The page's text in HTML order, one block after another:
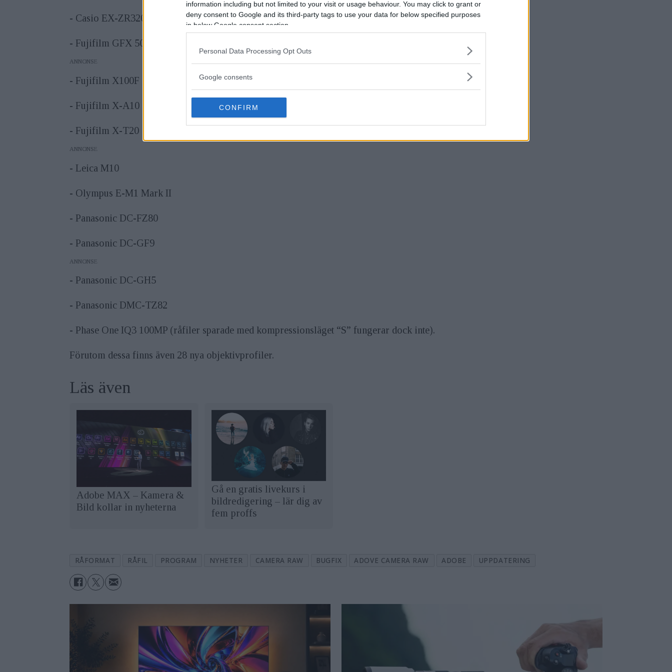
information including but not limited to your visit or usage behaviour. You may click to grant or
deny consent to Google and its third-party tags to use your data for below specified purposes
in below Google consent section.
Personal Data Processing Opt Outs
Google consents
CONFIRM
- Casio EX-ZR3200
- Fujifilm GFX 50S
ANNONS
- Fujifilm X100F
- Fujifilm X-A10
- Fujifilm X-T20
ANNONS
- Leica M10
- Olympus E-M1 Mark II
- Panasonic DC-FZ80
- Panasonic DC-GF9
ANNONS
- Panasonic DC-GH5
- Panasonic DMC-TZ82
- Phase One IQ3 100MP (råfiler sparade med kompressionsläget “S” fungerar dock inte).
Förutom dessa finns även 28 nya objektivprofiler.
Läs även
Adobe MAX – Kamera &
Bild kollar in nyheterna
Gå en gratis livekurs i
bildredigering – lär dig av
fem proffs
RÅFORMAT RÅFIL PROGRAM NYHETER CAMERA RAW BUGFIX ADOVE CAMERA RAW ADOBE UPPDATERING